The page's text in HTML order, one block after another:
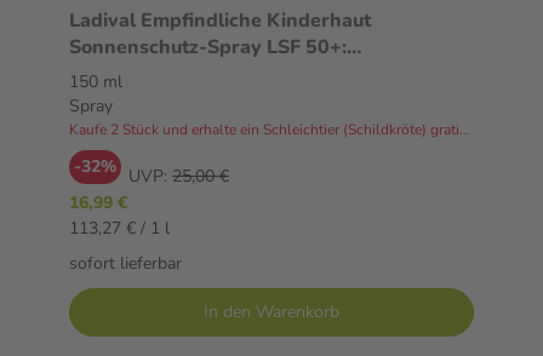
Ladival Empfindliche Kinderhaut
Sonnenschutz-Spray LSF 50+:
Sonnencreme für Kinder und Babys ab 6
Monaten, pflegend, extra wasserfest, mit 4-
fach Zellschutz, 150ml
150 ml
Spray
Kaufe 2 Stück und erhalte ein Schleichtier (Schildkröte) gratis dazu!
-32% UVP: 25,00 €
16,99 €
113,27 € / 1 l
sofort lieferbar
In den Warenkorb